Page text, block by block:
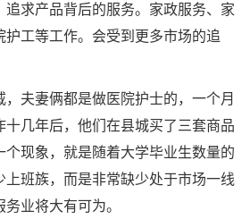
求产品背后的服务。家政服务、家
工等工作。会受到更多市场的追
夫妻俩都是做医院护士的，一个月
几年后，他们在县城买了三套商品
现象，就是随着大学毕业生数量的
班族，而是非常缺少处于市场一线
业将大有可为。